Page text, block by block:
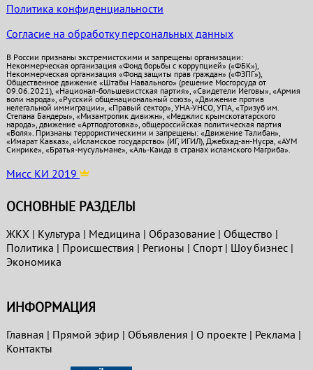
Политика конфиденциальности
Согласие на обработку персональных данных
В России признаны экстремистскими и запрещены организации:
Некоммерческая организация «Фонд борьбы с коррупцией» («ФБК»),
Некоммерческая организация «Фонд защиты прав граждан» («ФЗПГ»),
Общественное движение «Штабы Навального» (решение Мосгорсуда от
09.06.2021), «Национал-большевистская партия», «Свидетели Иеговы», «Армия
воли народа», «Русский общенациональный союз», «Движение против
нелегальной иммиграции», «Правый сектор», УНА-УНСО, УПА, «Тризуб им.
Степана Бандеры», «Мизантропик дивижн», «Меджлис крымскотатарского
народа», движение «Артподготовка», общероссийская политическая партия
«Воля». Признаны террористическими и запрещены: «Движение Талибан»,
«Имарат Кавказ», «Исламское государство» (ИГ, ИГИЛ), Джебхад-ан-Нусра, «АУМ
Синрике», «Братья-мусульмане», «Аль-Каида в странах исламского Магриба».
Мисс КИ 2019
ОСНОВНЫЕ РАЗДЕЛЫ
ЖКХ | Культура | Медицина | Образование| Общество |
Политика | Проиcшествия | Регионы | Спорт| Шоу бизнес|
Экономика
ИНФОРМАЦИЯ
Главная | Прямой эфир | Объявления | О проекте| Реклама |
Контакты